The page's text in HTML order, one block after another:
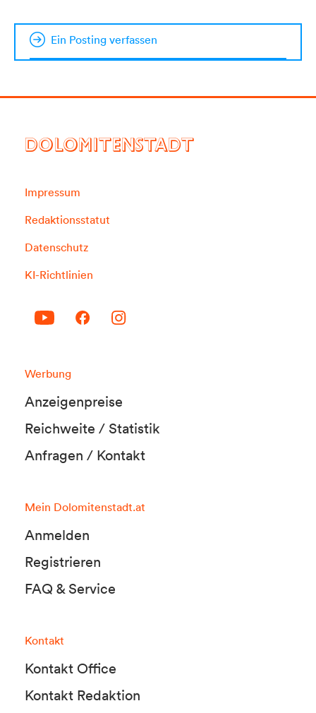
Ein Posting verfassen
DOLOMITENSTADT
Impressum
Redaktionsstatut
Datenschutz
KI-Richtlinien
Werbung
Anzeigenpreise
Reichweite / Statistik
Anfragen / Kontakt
Mein Dolomitenstadt.at
Anmelden
Registrieren
FAQ & Service
Kontakt
Kontakt Office
Kontakt Redaktion